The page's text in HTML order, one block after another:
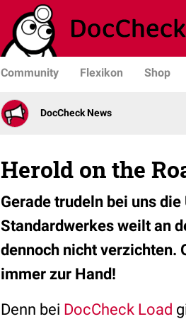
Community Flexikon Shop
DocCheck News
Herold on the
Gerade trudeln bei uns
Standardwerkes weilt an
dennoch nicht verzichten.
immer zur Hand!
Denn bei DocCheck Load